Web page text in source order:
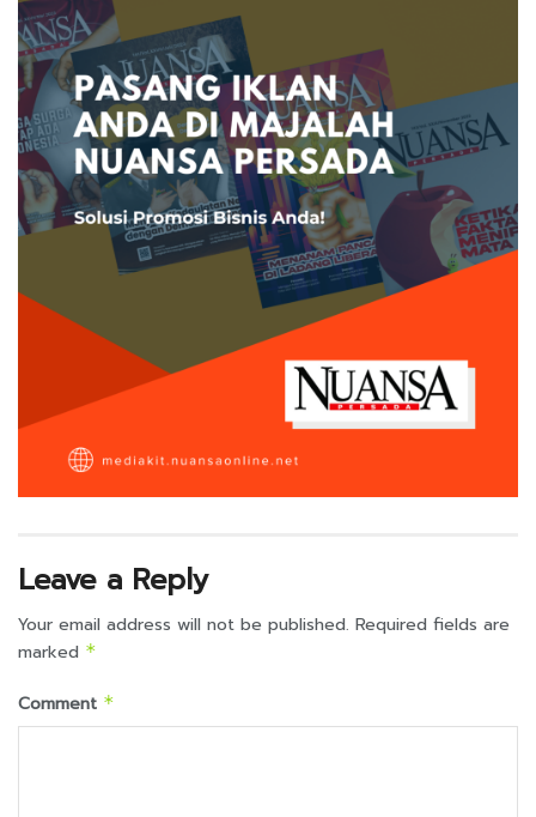
Leave a Reply
Your email address will not be published. Required fields are
marked *
Comment *